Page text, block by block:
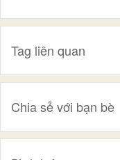
Tag liên quan
Chia sẻ với bạn bè